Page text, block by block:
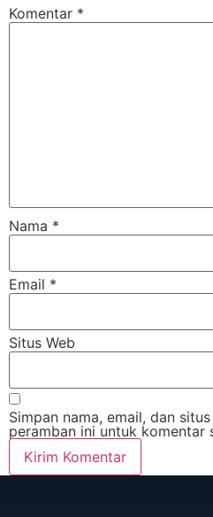
Komentar *
Nama *
Email *
Situs Web
Simpan nama, email, dan
peramban ini untuk komentar